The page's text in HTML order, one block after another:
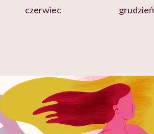
czerwiec
grudzień